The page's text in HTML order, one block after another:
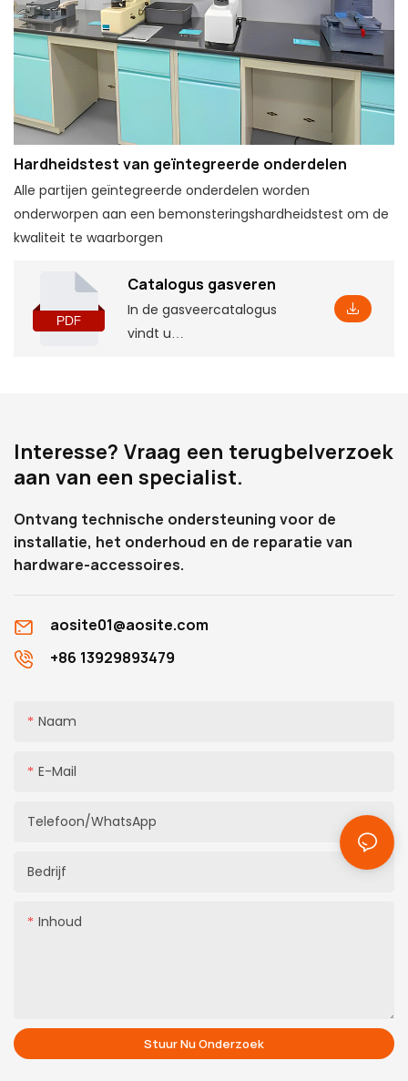
Hardheidstest van geïntegreerde onderdelen
Alle partijen geïntegreerde onderdelen worden
onderworpen aan een bemonsteringshardheidstest om de
kwaliteit te waarborgen
Catalogus gasveren
In de gasveercatalogus
vindt u
installatieafmetingen,
waardoor u deze
Interesse? Vraag een terugbelverzoek
aan van een specialist.
Ontvang technische ondersteuning voor de
installatie, het onderhoud en de reparatie van
hardware-accessoires.
aosite01@aosite.com
+86 13929893479
Naam
E-Mail
Telefoon/WhatsApp
Bedrijf
Inhoud
Stuur Nu Onderzoek